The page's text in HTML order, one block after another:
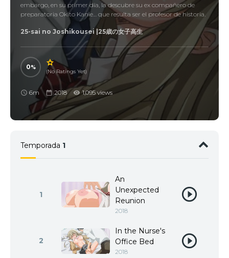
embargo, en su primer día, la descubre su ex compañero de
preparatoria Okito Kanie… que resulta ser el profesor de historia.
25-sai no Joshikousei |25歳の女子高生
0
(No Ratings Yet)
6m 2018 1,095 views
Temporada 1
1
An
Unexpected
Reunion
2018
2
In the Nurse's
Office Bed
2018